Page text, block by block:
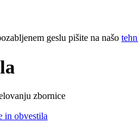
geslu pišite na našo
zbornice
in obvestila